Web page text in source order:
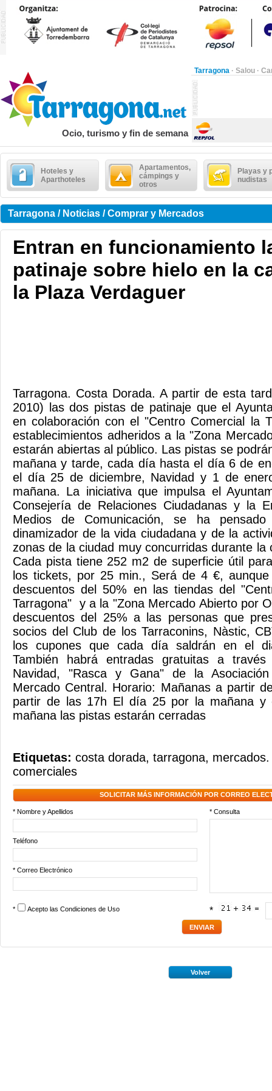
Tarragona · Salou ·
Ocio, turismo y fin de semana
Hoteles y
Aparthoteles
Apartamentos,
cámpings y
otros
Playas y
nudistas
Tarragona / Noticias / Comprar y Mercados
Entran en funcionamiento
patinaje sobre hielo en la
la Plaza Verdaguer
Tarragona. Costa Dorada. A partir de esta
2010) las dos pistas de patinaje que el
en colaboración con el "Centro Comercial la
establecimientos adheridos a la "Zona
estarán abiertas al público. Las pistas se
mañana y tarde, cada día hasta el día 6 de
el día 25 de diciembre, Navidad y 1 de
mañana. La iniciativa que impulsa el
Consejería de Relaciones Ciudadanas y la
Medios de Comunicación, se ha
dinamizador de la vida ciudadana y de la
zonas de la ciudad muy concurridas durante la
Cada pista tiene 252 m2 de superficie útil
los tickets, por 25 min., Será de 4 €,
descuentos del 50% en las tiendas del
Tarragona" y a la "Zona Mercado Abierto por
descuentos del 25% a las personas que
socios del Club de los Tarraconins, Nàstic,
los cupones que cada día saldrán en el
También habrá entradas gratuitas a
Navidad, "Rasca y Gana" de la
Mercado Central. Horario: Mañanas a partir
partir de las 17h El día 25 por la mañana
mañana las pistas estarán cerradas
Etiquetas: costa dorada, tarragona,
comerciales
SOLICITAR MÁS INFORMACIÓN POR CORREO
* Nombre y Apellidos * Consulta
Teléfono
* Correo Electrónico
* Acepto las Condiciones de Uso *
Volver